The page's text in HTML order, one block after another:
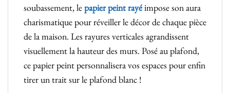
soubassement, lepapier peint rayéimpose son aura
charismatique pour réveiller le décor de chaque pièce
de la maison. Les rayures verticales agrandissent
visuellement la hauteur des murs. Posé au plafond,
ce papier peint personnalisera vos espaces pour enfin
tirer un trait sur le plafond blanc !